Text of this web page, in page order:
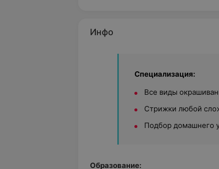
Инфо
Специализация:
Все виды
Стрижки любой
Подбор домашнего
Образование: